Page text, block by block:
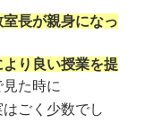
室長が親身になっ
より良い授業を提
た時に
ごく少数でし